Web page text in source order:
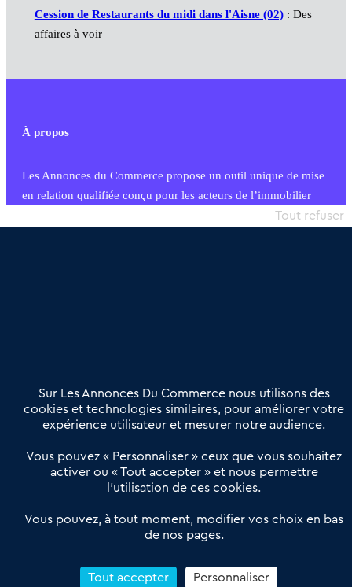
Cession de Restaurants du midi dans l'Aisne (02): Des
affaires à voir
À propos
Les Annonces du Commerce propose un outil unique de mise
en relation qualifiée conçu pour les acteurs de l’immobilier
commercial et les collectivités territoriales, simple et intégrant
Offres Pro
Actualités
Qui sommes nous ?
Derniers articles
Réseau 3C : un partenaire national dédié aux transactions
Petitscommerces : Un partenariat au service du commerce de
proximité et des territoires
Reprendre un Restaurant Rapide
Sur Les Annonces Du Commerce nous utilisons des
cookies et technologies similaires, pour améliorer votre
expérience utilisateur et mesurer notre audience.
Vous pouvez « Personnaliser » ceux que vous souhaitez
activer ou « Tout accepter » et nous permettre
l’utilisation de ces cookies.
Vous pouvez, à tout moment, modifier vos choix en bas
de nos pages.
Tout accepter
Tout refuser
Personnaliser